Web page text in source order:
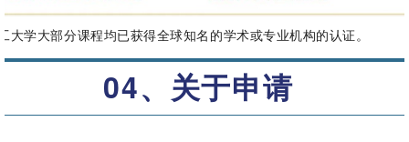
学大部分课程均已获得全球知名的学术或专业机构的认证。
04、关于申请